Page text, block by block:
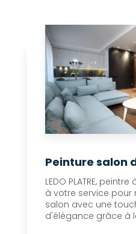
Peinture salon
LEDO PLATRE,
à votre service pour
salon avec une
d'élégance grâce à